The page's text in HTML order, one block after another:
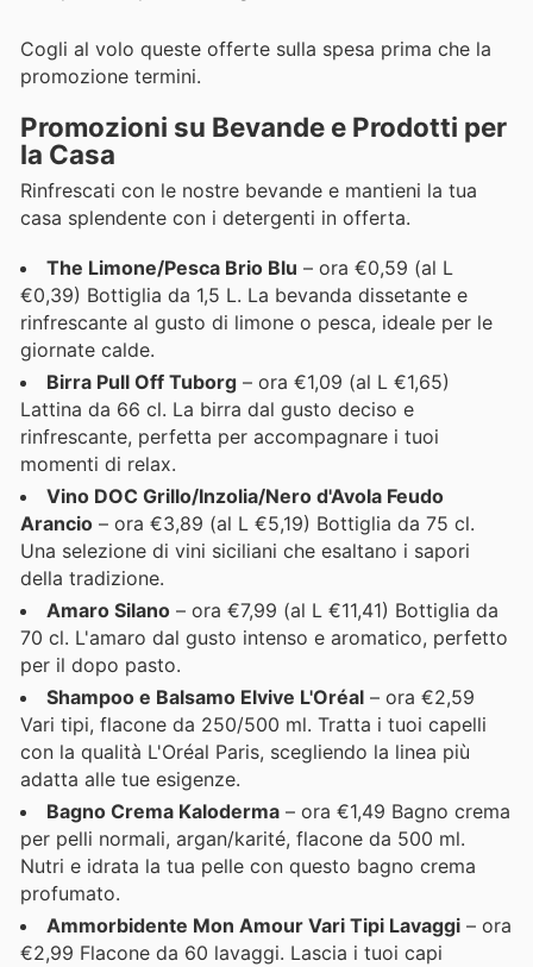
Cogli al volo queste offerte sulla spesa prima che la
promozione termini.
Promozioni su Bevande e Prodotti per
la Casa
Rinfrescati con le nostre bevande e mantieni la tua
casa splendente con i detergenti in offerta.
The Limone/Pesca Brio Blu – ora €0,59 (al L
€0,39) Bottiglia da 1,5 L. La bevanda dissetante e
rinfrescante al gusto di limone o pesca, ideale per le
giornate calde.
Birra Pull Off Tuborg – ora €1,09 (al L €1,65)
Lattina da 66 cl. La birra dal gusto deciso e
rinfrescante, perfetta per accompagnare i tuoi
momenti di relax.
Vino DOC Grillo/Inzolia/Nero d'Avola Feudo
Arancio – ora €3,89 (al L €5,19) Bottiglia da 75 cl.
Una selezione di vini siciliani che esaltano i sapori
della tradizione.
Amaro Silano – ora €7,99 (al L €11,41) Bottiglia da
70 cl. L'amaro dal gusto intenso e aromatico, perfetto
per il dopo pasto.
Shampoo e Balsamo Elvive L'Oréal – ora €2,59
Vari tipi, flacone da 250/500 ml. Tratta i tuoi capelli
con la qualità L'Oréal Paris, scegliendo la linea più
adatta alle tue esigenze.
Bagno Crema Kaloderma – ora €1,49 Bagno crema
per pelli normali, argan/karité, flacone da 500 ml.
Nutri e idrata la tua pelle con questo bagno crema
profumato.
Ammorbidente Mon Amour Vari Tipi Lavaggi – ora
€2,99 Flacone da 60 lavaggi. Lascia i tuoi capi